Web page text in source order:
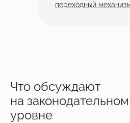
переходный
Что обсуждают
на законодательном
уровне